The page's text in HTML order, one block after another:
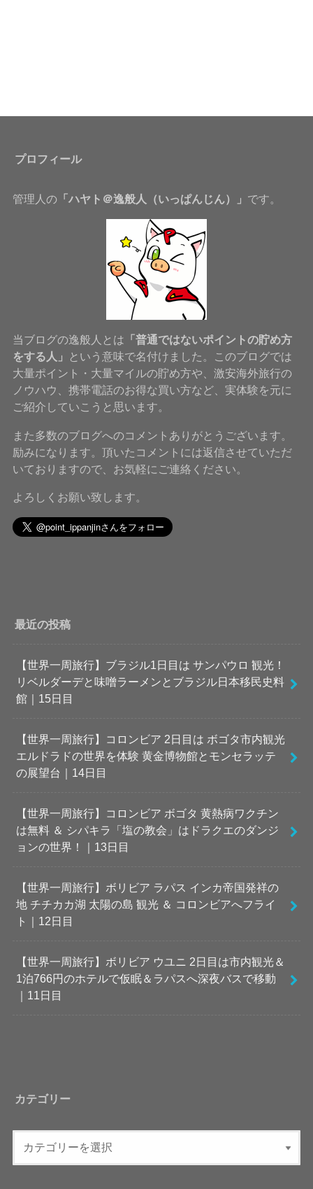
プロフィール
管理人の「ハヤト＠逸般人（いっぱんじん）」 です。
当ブログの逸般人とは 「普通ではないポイントの貯め方
をする人」
という意味で名付けました。このブログでは
大量ポイント・大量マイルの貯め方や、激安海外旅行の
ノウハウ、携帯電話のお得な買い方など、実体験を元に
ご紹介していこうと思います。
また多数のブログへのコメントありがとうございます。
励みになります。頂いたコメントには返信させていただ
いておりますので、お気軽にご連絡ください。
よろしくお願い致します。
最近の投稿
【世界一周旅行】ブラジル1日目は サンパウロ 観光！
リベルダーデと味噌ラーメンとブラジル日本移民史料
館｜15日目
【世界一周旅行】コロンビア 2日目は ボゴタ市内観光
エルドラドの世界を体験 黄金博物館とモンセラッテ
の展望台｜14日目
【世界一周旅行】コロンビア ボゴタ 黄熱病ワクチン
は無料 ＆ シパキラ「塩の教会」はドラクエのダンジ
ョンの世界！｜13日目
【世界一周旅行】ボリビア ラパス インカ帝国発祥の
地 チチカカ湖 太陽の島 観光 ＆ コロンビアへフライ
ト｜12日目
【世界一周旅行】ボリビア ウユニ 2日目は市内観光＆
1泊766円のホテルで仮眠＆ラパスへ深夜バスで移動
｜11日目
カテゴリー